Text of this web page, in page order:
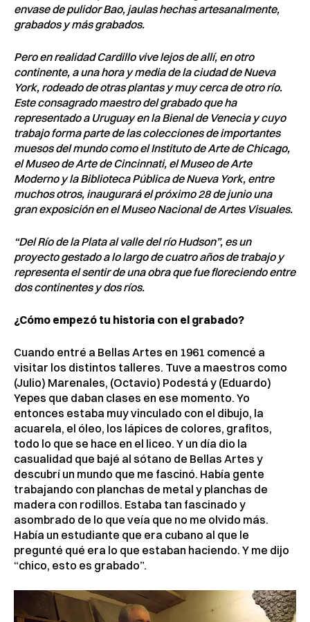
envase de pulidor Bao, jaulas hechas artesanalmente,
grabados y más grabados.
Pero en realidad Cardillo vive lejos de allí, en otro
continente, a una hora y media de la ciudad de Nueva
York, rodeado de otras plantas y muy cerca de otro río.
Este consagrado maestro del grabado que ha
representado a Uruguay en la Bienal de Venecia y cuyo
trabajo forma parte de las colecciones de importantes
muesos del mundo como el Instituto de Arte de Chicago,
el Museo de Arte de Cincinnati, el Museo de Arte
Moderno y la Biblioteca Pública de Nueva York, entre
muchos otros, inaugurará el próximo 28 de junio una
gran exposición en el Museo Nacional de Artes Visuales.
“Del Río de la Plata al valle del río Hudson”, es un
proyecto gestado a lo largo de cuatro años de trabajo y
representa el sentir de una obra que fue floreciendo entre
dos continentes y dos ríos.
¿Cómo empezó tu historia con el grabado?
Cuando entré a Bellas Artes en 1961 comencé a
visitar los distintos talleres. Tuve a maestros como
(Julio) Marenales, (Octavio) Podestá y (Eduardo)
Yepes que daban clases en ese momento. Yo
entonces estaba muy vinculado con el dibujo, la
acuarela, el óleo, los lápices de colores, grafitos,
todo lo que se hace en el liceo. Y un día dio la
casualidad que bajé al sótano de Bellas Artes y
descubrí un mundo que me fascinó. Había gente
trabajando con planchas de metal y planchas de
madera con rodillos. Estaba tan fascinado y
asombrado de lo que veía que no me olvido más.
Había un estudiante que era cubano al que le
pregunté qué era lo que estaban haciendo. Y me dijo
“chico, esto es grabado”.